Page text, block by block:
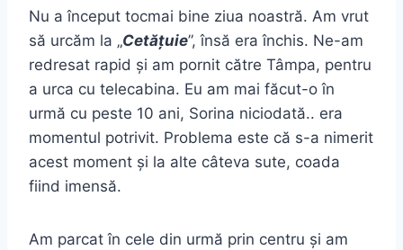
Nu a început tocmai bine ziua noastră. Am vrut
să urcăm la „Cetățuie”, însă era închis. Ne-am
redresat rapid și am pornit către Tâmpa, pentru
a urca cu telecabina. Eu am mai făcut-o în
urmă cu peste 10 ani, Sorina niciodată.. era
momentul potrivit. Problema este că s-a nimerit
acest moment și la alte câteva sute, coada
fiind imensă.
Am parcat în cele din urmă prin centru și am